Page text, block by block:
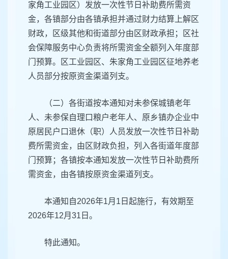
家角工业园区）发放一次性节日补助费所需资
金，各镇部分由各镇承担并通过财力结算上解区
财政，区级其他和街道部分由区财政承担；区社
会保障服务中心负责将所需资金全额列入年度部
门预算。区工业园区、朱家角工业园区征地养老
人员部分按原资金渠道列支。
（二）各街道按本通知对未参保城镇老年
人、未参保自理口粮户老年人、原乡镇办企业中
原居民户口退休（职）人员发放一次性节日补助
费所需资金，由区财政负担，列入各街道年度部
门预算；各镇按本通知发放一次性节日补助费所
需资金，由各镇按原资金渠道列支。
本通知自2026年1月1日起施行，有效期至
2026年12月31日。
特此通知。